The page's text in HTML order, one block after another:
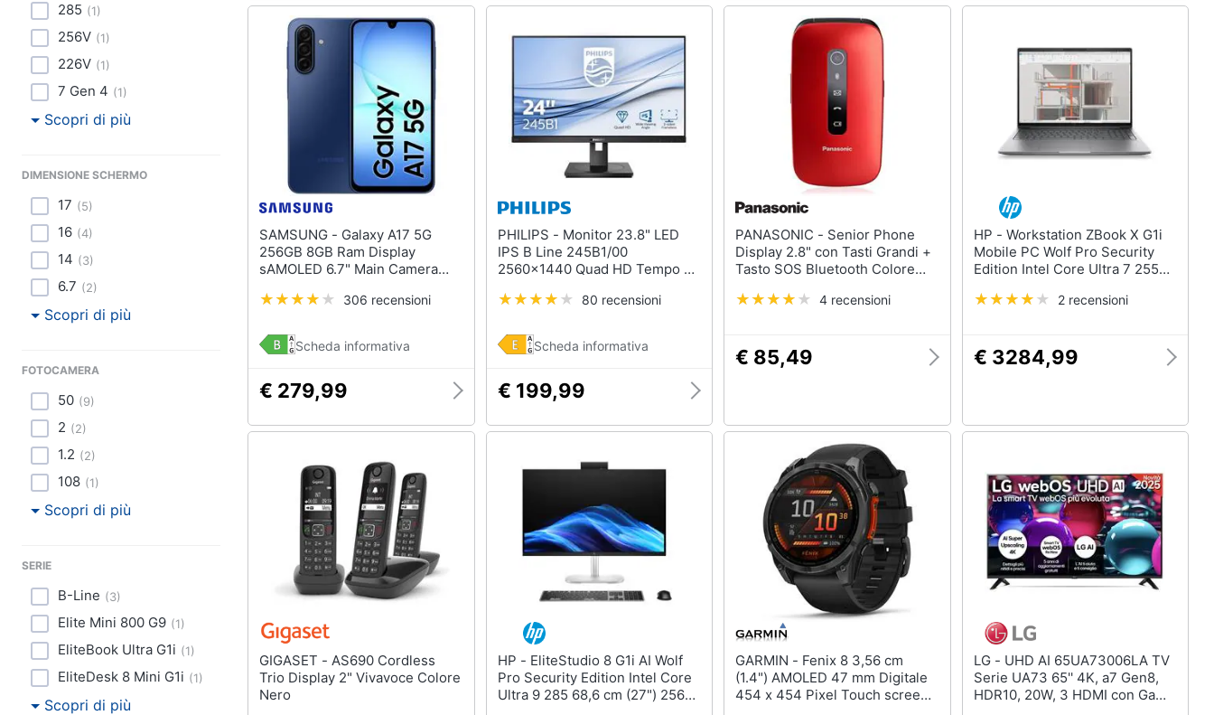
285 (1)
256V (1)
226V (1)
7 Gen 4 (1)
Scopri di più
DIMENSIONE SCHERMO
17 (5)
16 (4)
14 (3)
6.7 (2)
Scopri di più
FOTOCAMERA
50 (9)
2 (2)
1.2 (2)
108 (1)
Scopri di più
SERIE
B-Line (3)
Elite Mini 800 G9 (1)
EliteBook Ultra G1i (1)
EliteDesk 8 Mini G1i (1)
Scopri di più
SAMSUNG - Galaxy A17 5G
256GB 8GB Ram Display
sAMOLED 6.7" Main Camera
nanoSim ibrida Android 15
306 recensioni
Scheda informativa
€ 279,99
PHILIPS - Monitor 23.8" LED
IPS B Line 245B1/00
2560x1440 Quad HD Tempo di
80 recensioni
Scheda informativa
€ 199,99
PANASONIC - Senior Phone
Display 2.8" con Tasti Grandi +
Tasto SOS Bluetooth Colore
4 recensioni
€ 85,49
HP - Workstation ZBook X G1i
Mobile PC Wolf Pro Security
Edition Intel Core Ultra 7 255H
SSD 1TB NVIDIA RTX PRO 2000
2 recensioni
€ 3284,99
GIGASET - AS690 Cordless
Trio Display 2" Vivavoce Colore
Nero
HP - EliteStudio 8 G1i AI Wolf
Pro Security Edition Intel Core
Ultra 9 285 68,6 cm (27") 2560
GARMIN - Fenix 8 3,56 cm
(1.4") AMOLED 47 mm Digitale
454 x 454 Pixel Touch screen
LG - UHD AI 65UA73006LA TV
Serie UA73 65'' 4K, a7 Gen8,
HDR10, 20W, 3 HDMI con Game